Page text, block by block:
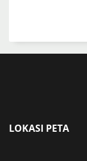
LOKASI PETA